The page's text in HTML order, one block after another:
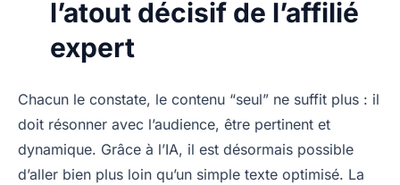
l’atout décisif de l’affilié
expert
Chacun le constate, le contenu “seul” ne suffit plus : il
doit résonner avec l’audience, être pertinent et
dynamique. Grâce à l’IA, il est désormais possible
d’aller bien plus loin qu’un simple texte optimisé. La